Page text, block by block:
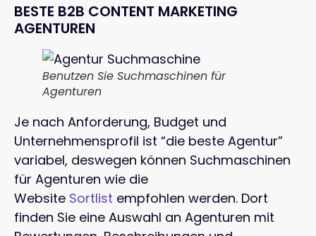
BESTE B2B CONTENT MARKETING
AGENTUREN
Benutzen Sie Suchmaschinen für
Agenturen
Je nach Anforderung, Budget und
Unternehmensprofil ist “die beste Agentur”
variabel, deswegen können Suchmaschinen
für Agenturen wie die
Website Sortlist empfohlen werden. Dort
finden Sie eine Auswahl an Agenturen mit